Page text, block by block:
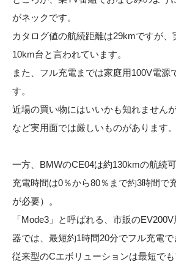
がネックです。
カタログ値の航続距離は29kmですが、
10km台と言われています。
また、フル充電までは家庭用100V電源
す。
近場の買い物にはいいかも知れません
など実用面では厳しいものがあります。
一方、BMWのCE04は約130kmの航続可
充電時間は0％から80％まで約3時間で
が必要）。
「Mode3」と呼ばれる、市販の
器では、最短約1時間20分でフル充電で
従来型のCエボリューションは最短で